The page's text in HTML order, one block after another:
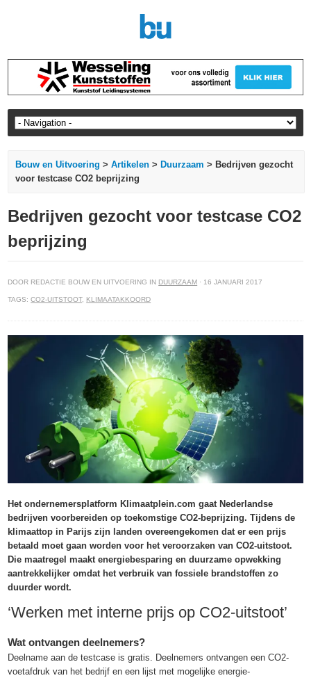
Bouw en Uitvoering >Artikelen > Duurzaam > Bedrijven gezocht
voor testcase CO2 beprijzing
Bedrijven gezocht voor testcase CO2
beprijzing
DOOR REDACTIE BOUW EN UITVOERING IN DUURZAAM · 16 JANUARI 2017
TAGS:CO2-UITSTOOT, KLIMAATAKKOORD
Het ondernemersplatform Klimaatplein.com gaat Nederlandse
bedrijven voorbereiden op toekomstige CO2-beprijzing. Tijdens de
klimaattop in Parijs zijn landen overeengekomen dat er een prijs
betaald moet gaan worden voor het veroorzaken van CO2-uitstoot.
Die maatregel maakt energiebesparing en duurzame opwekking
aantrekkelijker omdat het verbruik van fossiele brandstoffen zo
duurder wordt.
‘Werken met interne prijs op CO2-uitstoot’
Wat ontvangen deelnemers?
Deelname aan de testcase is gratis. Deelnemers ontvangen een CO2-
voetafdruk van het bedrijf en een lijst met mogelijke energie-